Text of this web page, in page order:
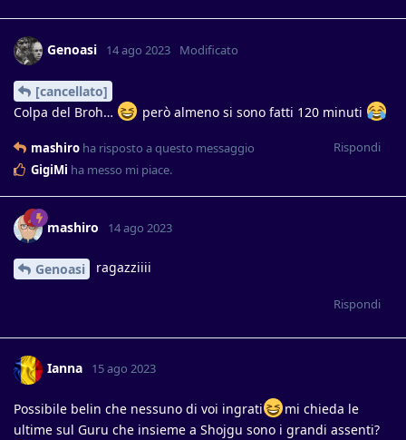
Genoasi 14 ago 2023 Modificato
[cancellato]
Colpa del Broh…
però almeno si sono fatti 120 minuti
Rispondi
mashiro ha risposto a questo messaggio
GigiMi ha messo mi piace.
mashiro 14 ago 2023
Genoasi ragazziiii
Rispondi
Ianna 15 ago 2023
Possibile belin che nessuno di voi ingrati
mi chieda le
ultime sul Guru che insieme a Shojgu sono i grandi assenti?